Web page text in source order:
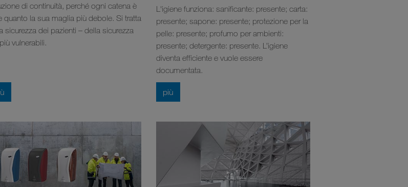
di continuità, perché ogni catena è
quanto la sua maglia più debole. Si tratta
sicurezza dei pazienti – della sicurezza
vulnerabili.
L'igiene funziona: sanificante: presente; carta:
presente; sapone: presente; protezione per la
pelle: presente; profumo per ambienti:
presente; detergente: presente. L’igiene
diventa efficiente e vuole essere
documentata.
più